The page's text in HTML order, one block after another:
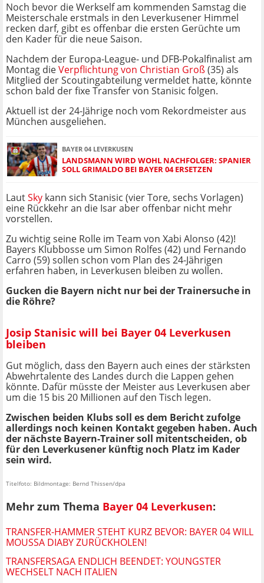
Noch bevor die Werkself am kommenden Samstag die
Meisterschale erstmals in den Leverkusener Himmel
recken darf, gibt es offenbar die ersten Gerüchte um
den Kader für die neue Saison.
Nachdem der Europa-League- und DFB-Pokalfinalist am
Montag dieVerpflichtung von Christian Groß(35) als
Mitglied der Scoutingabteilung vermeldet hatte, könnte
schon bald der fixe Transfer von Stanisic folgen.
Aktuell ist der 24-Jährige noch vom Rekordmeister aus
München ausgeliehen.
BAYER 04 LEVERKUSEN
LANDSMANN WIRD WOHL NACHFOLGER: SPANIER
SOLL GRIMALDO BEI BAYER 04 ERSETZEN
LautSky kann sich Stanisic (vier Tore, sechs Vorlagen)
eine Rückkehr an die Isar aber offenbar nicht mehr
vorstellen.
Zu wichtig seine Rolle im Team von Xabi Alonso (42)!
Bayers Klubbosse um Simon Rolfes (42) und Fernando
Carro (59) sollen schon vom Plan des 24-Jährigen
erfahren haben, in Leverkusen bleiben zu wollen.
Gucken die Bayern nicht nur bei der Trainersuche in
die Röhre?
Josip Stanisic will bei Bayer 04 Leverkusen
bleiben
Gut möglich, dass den Bayern auch eines der stärksten
Abwehrtalente des Landes durch die Lappen gehen
könnte. Dafür müsste der Meister aus Leverkusen aber
um die 15 bis 20 Millionen auf den Tisch legen.
Zwischen beiden Klubs soll es dem Bericht zufolge
allerdings noch keinen Kontakt gegeben haben. Auch
der nächste Bayern-Trainer soll mitentscheiden, ob
für den Leverkusener künftig noch Platz im Kader
sein wird.
Titelfoto: Bildmontage: Bernd Thissen/dpa
Mehr zum Thema Bayer 04 Leverkusen:
TRANSFER-HAMMER STEHT KURZ BEVOR: BAYER 04 WILL
MOUSSA DIABY ZURÜCKHOLEN!
TRANSFERSAGA ENDLICH BEENDET: YOUNGSTER
WECHSELT NACH ITALIEN